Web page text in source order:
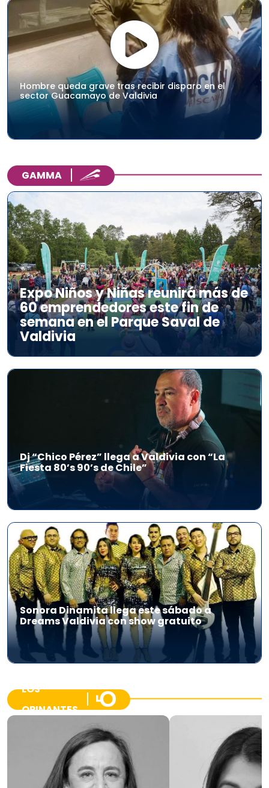
Hombre queda grave tras recibir disparo en el
sector Guacamayo de Valdivia
GAMMA
Expo Niños y Niñas reunirá más de
60 emprendedores este fin de
semana en el Parque Saval de
Valdivia
Dj “Chico Pérez” llega a Valdivia con “La
Fiesta 80’s 90’s de Chile”
Sonora Dinamita llega este sábado a
Dreams Valdivia con show gratuito
LOS
OPINANTES